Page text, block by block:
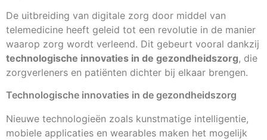
De uitbreiding van digitale zorg door middel van
telemedicine heeft geleid tot een revolutie in de manier
waarop zorg wordt verleend. Dit gebeurt vooral dankzij
technologische innovaties in de gezondheidszorg, die
zorgverleners en patiënten dichter bij elkaar brengen.
Technologische innovaties in de gezondheidszorg
Nieuwe technologieën zoals kunstmatige intelligentie,
mobiele applicaties en wearables maken het mogelijk